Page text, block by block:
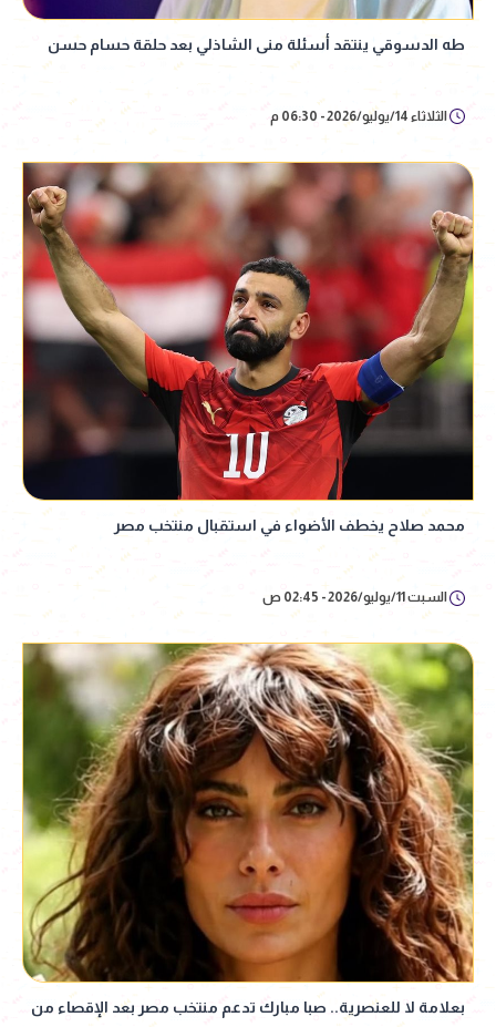
طه الدسوقي ينتقد أسئلة منى الشاذلي بعد حلقة حسام حسن
الثلاثاء 14/يوليو/2026 - 06:30 م
محمد صلاح يخطف الأضواء في استقبال منتخب مصر
السبت 11/يوليو/2026 - 02:45 ص
بعلامة لا للعنصرية.. صبا مبارك تدعم منتخب مصر بعد الإقصاء من